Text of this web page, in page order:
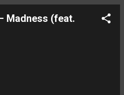
Madness (feat.